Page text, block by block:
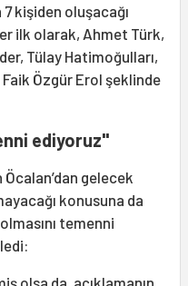
kişiden oluşacağı
ilk olarak, Ahmet Türk,
Tülay Hatimoğulları,
Özgür Erol şeklinde
ediyoruz"
gelecek
konusuna da
temenni
olsa da, açıklamanın